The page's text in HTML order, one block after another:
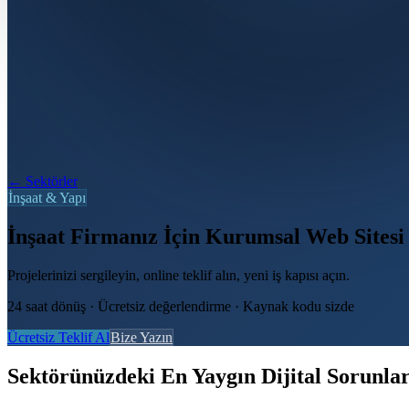
← Sektörler
İnşaat & Yapı
İnşaat Firmanız İçin Kurumsal Web Sitesi
Projelerinizi sergileyin, online teklif alın, yeni iş kapısı açın.
24 saat dönüş · Ücretsiz değerlendirme · Kaynak kodu sizde
Ücretsiz Teklif AlBize Yazın
Sektörünüzdeki En Yaygın Dijital